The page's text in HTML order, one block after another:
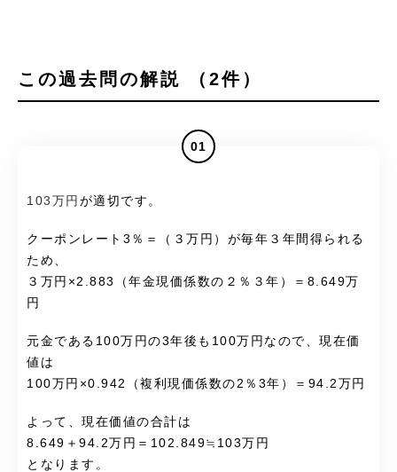
この過去問の解説 （2件）
01
103万円 が適切です。
クーポンレート3％＝（３万円）が毎年３年間得られる
ため、
３万円×2.883（年金現価係数の２％３年）＝8.649万
円
元金である100万円の3年後も100万円なので、現在価
値は
100万円×0.942（複利現価係数の2％3年）＝94.2万円
よって、現在価値の合計は
8.649＋94.2万円＝102.849≒103万円
となります。